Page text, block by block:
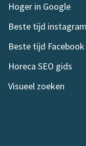
Hoger in Google
Beste tijd instagram
Beste tijd Facebook
Horeca SEO gids
Visueel zoeken